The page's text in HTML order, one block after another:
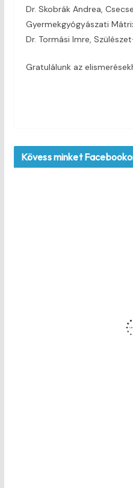
Dr. Skobrák Andrea,
Gyermekgyógyászati
Dr. Tormási Imre,
Gratulálunk az
Kövess minket